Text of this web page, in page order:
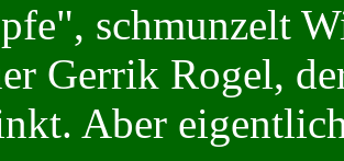
schmunzelt
Gerrik Rogel,
Aber